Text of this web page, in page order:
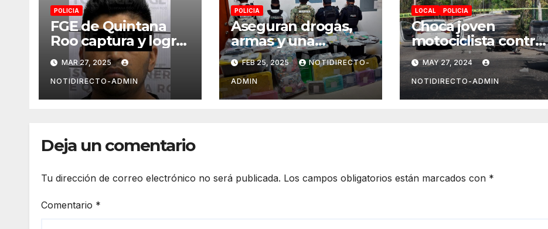
POLICIA
FGE de Quintana
Roo captura y logra
vinculación a
proceso para un
masculino por
prostitución ajena
MAR 27, 2025
NOTIDIRECTO-ADMIN
POLICIA
Aseguran drogas,
armas y una
motocicleta en
cateo en
Solidaridad
FEB 25, 2025 NOTIDIRECTO-
ADMIN
LOCAL POLICIA
Choca joven
motociclista contra
un auto y muere en
Playa del Carmen;
hay una niña
lesionada
MAY 27, 2024
NOTIDIRECTO-ADMIN
Deja un comentario
Tu dirección de correo electrónico no será publicada. Los campos obligatorios están marcados con *
Comentario *